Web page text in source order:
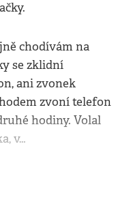
chodívám na
se zklidní
ani zvonek
zvoní telefon
hodiny. Volal
v…